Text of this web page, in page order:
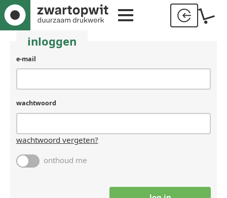
inloggen
gebruikersnaam
(laat
als
een
mens
e-mail
wachtwoord
wachtwoord vergeten?
onthoud me